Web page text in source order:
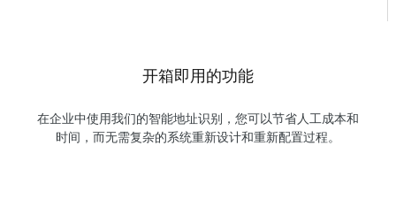
开箱即用的功能
在企业中使用我们的智能地址识别，您可以节省人工成本和
时间，而无需复杂的系统重新设计和重新配置过程。